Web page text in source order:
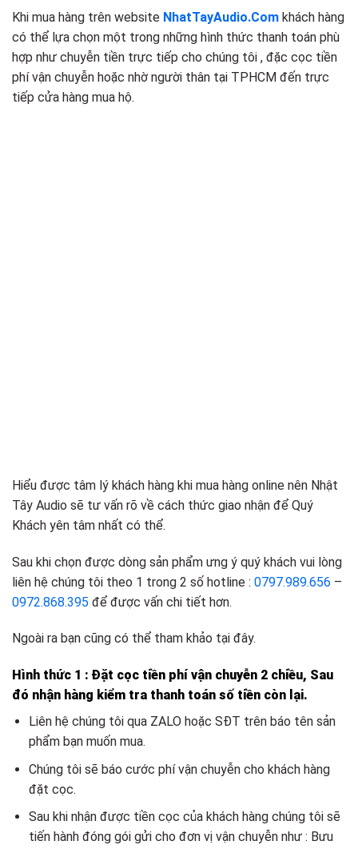
Khi mua hàng trên website NhatTayAudio.Com khách hàng
có thể lựa chọn một trong những hình thức thanh toán phù
hợp như chuyễn tiền trực tiếp cho chúng tôi , đặc cọc tiền
phí vận chuyễn hoặc nhờ người thân tại TPHCM đến trực
tiếp cửa hàng mua hộ.
Hiểu được tâm lý khách hàng khi mua hàng online nên Nhật
Tây Audio sẽ tư vấn rõ về cách thức giao nhận để Quý
Khách yên tâm nhất có thể.
Sau khi chọn được dòng sản phẩm ưng ý quý khách vui lòng
liên hệ chúng tôi theo 1 trong 2 số hotline : 0797.989.656 –
0972.868.395 để được vấn chi tiết hơn.
Ngoài ra bạn cũng có thể tham khảo tại đây.
Hình thức 1 : Đặt cọc tiền phí vận chuyễn 2 chiều, Sau
đó nhận hàng kiểm tra thanh toán số tiền còn lại.
Liên hệ chúng tôi qua ZALO hoặc SĐT trên báo tên sản
phẩm bạn muốn mua.
Chúng tôi sẽ báo cước phí vận chuyễn cho khách hàng
đặt cọc.
Sau khi nhận được tiền cọc của khách hàng chúng tôi sẽ
tiến hành đóng gói gửi cho đơn vị vận chuyễn như : Bưu